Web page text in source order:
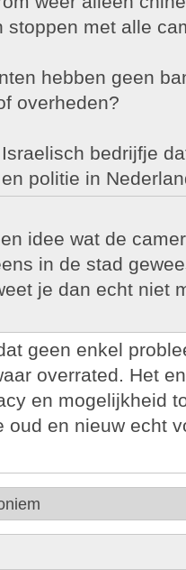
stoppen met alle
hebben geen
overheden?
bedrijfje
politie in
idee wat de
in de stad
je dan echt niet
geen enkel
overrated. Het
en mogelijkheid
oud en nieuw echt